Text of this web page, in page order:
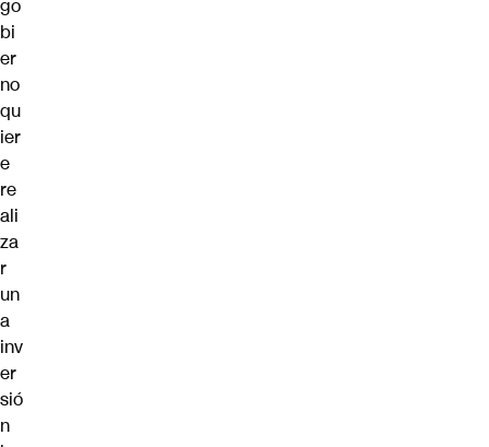
go
bi
er
no
qu
ier
e
re
ali
za
r
un
a
inv
er
sió
n